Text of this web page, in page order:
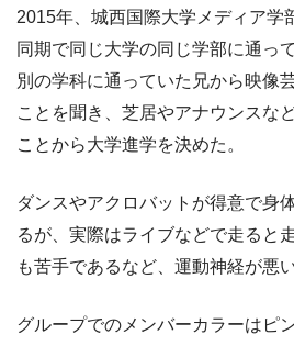
2015年、城西国際大学メディア学
同期で同じ大学の同じ学部に通っ
別の学科に通っていた兄から映像
ことを聞き、芝居やアナウンスな
ことから大学進学を決めた。
ダンスやアクロバットが得意で身
るが、実際はライブなどで走ると
も苦手であるなど、運動神経が悪
グループでのメンバーカラーはピ